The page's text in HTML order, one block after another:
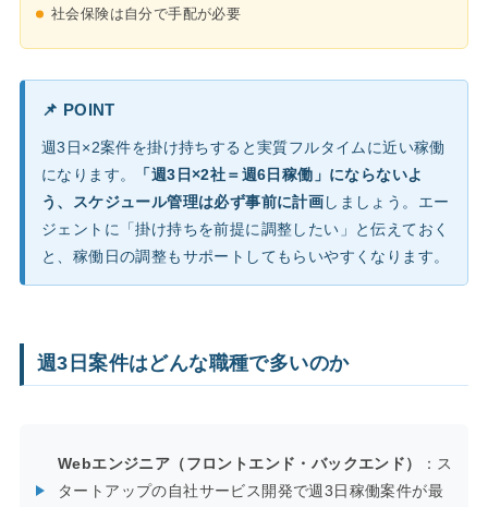
社会保険は自分で手配が必要
📌 POINT
週3日×2案件を掛け持ちすると実質フルタイムに近い稼働
になります。
「週3日×2社＝週6日稼働」にならないよ
う、スケジュール管理は必ず事前に計画しましょう。エー
ジェントに「掛け持ちを前提に調整したい」と伝えておく
と、稼働日の調整もサポートしてもらいやすくなります。
週3日案件はどんな職種で多いのか
Webエンジニア（フロントエンド・バックエンド）
：ス
タートアップの自社サービス開発で週3日稼働案件が最